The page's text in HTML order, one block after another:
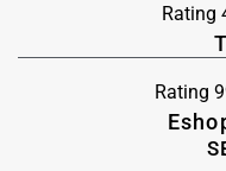
Rating
Rating